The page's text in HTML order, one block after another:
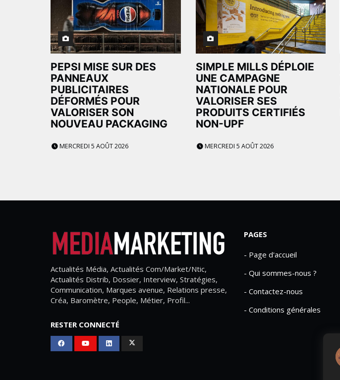
PEPSI MISE SUR DES
PANNEAUX
PUBLICITAIRES
DÉFORMÉS POUR
VALORISER SON
NOUVEAU PACKAGING
MERCREDI 5 AOÛT 2026
SIMPLE MILLS DÉPLOIE
UNE CAMPAGNE
NATIONALE POUR
VALORISER SES
PRODUITS CERTIFIÉS
NON-UPF
MERCREDI 5 AOÛT 2026
Actualités Média, Actualités Com/Market/Ntic,
Actualités Distrib, Dossier, Interview, Stratégies,
Communication, Marques avenue, Relations presse,
Créa, Baromètre, People, Métier, Profil...
RESTER CONNECTÉ
PAGES
- Page d'accueil
- Qui sommes-nous ?
- Contactez-nous
- Conditions générales